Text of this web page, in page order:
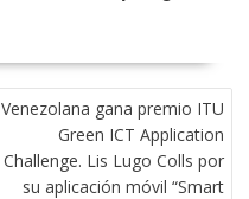
Venezolana gana premio ITU
Green ICT Application
Challenge. Lis Lugo Colls por
su aplicación móvil “Smart